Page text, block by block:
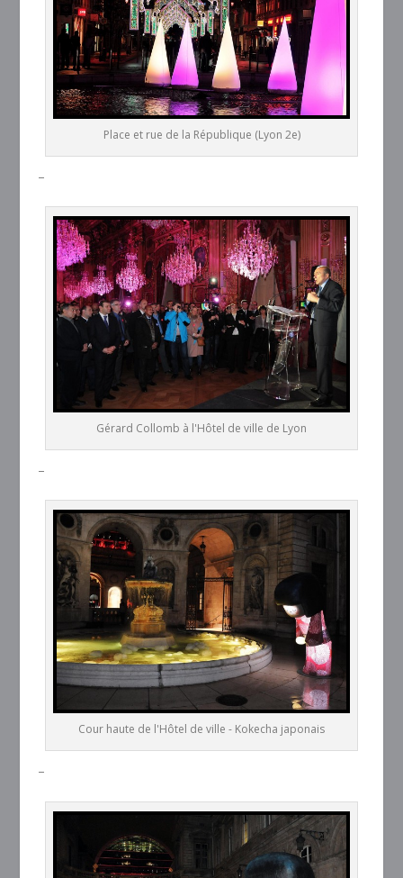
Place et rue de la République (Lyon 2e)
–
Gérard Collomb à l'Hôtel de ville de Lyon
–
Cour haute de l'Hôtel de ville - Kokecha japonais
–